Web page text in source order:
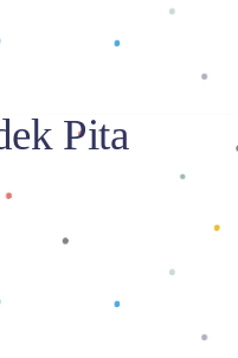
Pita